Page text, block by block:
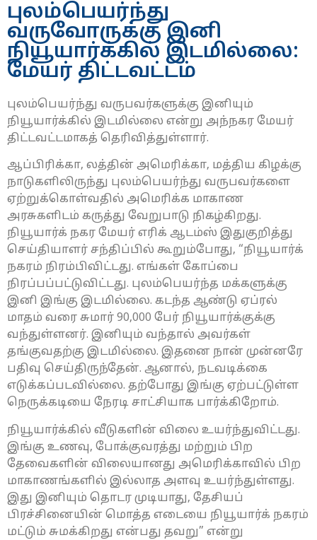
புலம்பெயர்ந்து
வருவோருக்கு இனி
நியூயார்க்கில் இடமில்லை:
மேயர் திட்டவட்டம்
புலம்பெயர்ந்து வருபவர்களுக்கு இனியும்
நியூயார்க்கில் இடமில்லை என்று அந்நகர மேயர்
திட்டவட்டமாகத் தெரிவித்துள்ளார்.
ஆப்பிரிக்கா, லத்தின் அமெரிக்கா, மத்திய கிழக்கு
நாடுகளிலிருந்து புலம்பெயர்ந்து வருபவர்களை
ஏற்றுக்கொள்வதில் அமெரிக்க மாகாண
அரசுகளிடம் கருத்து வேறுபாடு நிகழ்கிறது.
நியூயார்க் நகர மேயர் எரிக் ஆடம்ஸ் இதுகுறித்து
செய்தியாளர் சந்திப்பில் கூறும்போது, “நியூயார்க்
நகரம் நிரம்பிவிட்டது. எங்கள் கோப்பை
நிரப்பப்பட்டுவிட்டது. புலம்பெயர்ந்த மக்களுக்கு
இனி இங்கு இடமில்லை. கடந்த ஆண்டு ஏப்ரல்
மாதம் வரை சுமார் 90,000 பேர் நியூயார்க்குக்கு
வந்துள்ளனர். இனியும் வந்தால் அவர்கள்
தங்குவதற்கு இடமில்லை. இதனை நான் முன்னரே
பதிவு செய்திருந்தேன். ஆனால், நடவடிக்கை
எடுக்கப்படவில்லை. தற்போது இங்கு ஏற்பட்டுள்ள
நெருக்கடியை நேரடி சாட்சியாக பார்க்கிறோம்.
நியூயார்க்கில் வீடுகளின் விலை உயர்ந்துவிட்டது.
இங்கு உணவு, போக்குவரத்து மற்றும் பிற
தேவைகளின் விலையானது அமெரிக்காவில் பிற
மாகாணங்களில் இல்லாத அளவு உயர்ந்துள்ளது.
இது இனியும் தொடர முடியாது, தேசியப்
பிரச்சினையின் மொத்த எடையை நியூயார்க் நகரம்
மட்டும் சுமக்கிறது என்பது தவறு” என்று